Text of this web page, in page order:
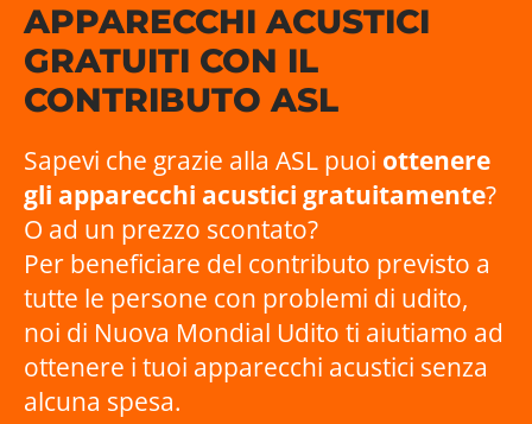
APPARECCHI ACUSTICI
GRATUITI CON IL
CONTRIBUTO ASL
Sapevi che grazie alla ASL puoi ottenere
gli apparecchi acustici gratuitamente?
O ad un prezzo scontato?
Per beneficiare del contributo previsto a
tutte le persone con problemi di udito,
noi di Nuova Mondial Udito ti aiutiamo ad
ottenere i tuoi apparecchi acustici senza
alcuna spesa.